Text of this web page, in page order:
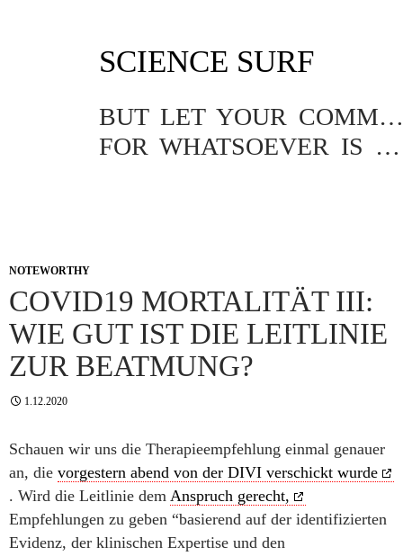
SCIENCE SURF
BUT LET YOUR COMMUNICATION BE YEA, YEA; NAY, NAY.
FOR WHATSOEVER IS MORE THAN THESE COMETH OF EVIL.
NOTEWORTHY
COVID19 MORTALITÄT III:
WIE GUT IST DIE LEITLINIE
ZUR BEATMUNG?
1.12.2020
Schauen wir uns die Therapieempfehlung einmal genauer
an, die vorgestern abend von der DIVI verschickt wurde
. Wird die Leitlinie dem Anspruch gerecht,
Empfehlungen zu geben “basierend auf der identifizierten
Evidenz, der klinischen Expertise und den